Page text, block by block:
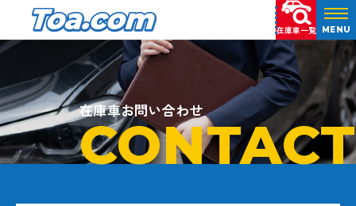
在庫車一覧 MENU
在庫車お問い合わせ
CONTACT